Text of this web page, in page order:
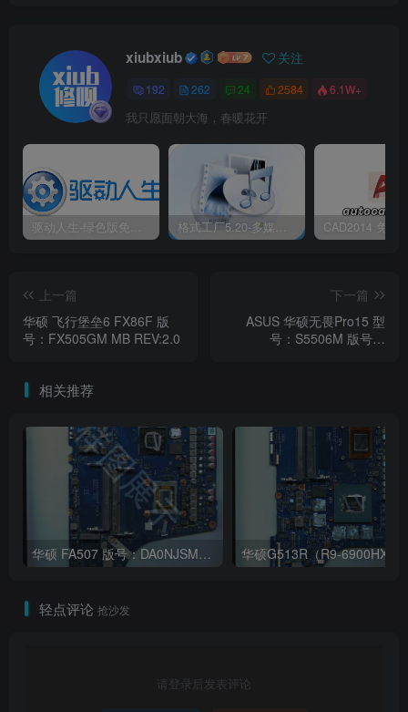
xiubxiub 关注
192 262 24 2584 6.1W+
我只愿面朝大海，春暖花开
驱动人生-绿色版免安装|一键运行exe 格式工厂5.20-多媒体格式转换工具|免安装绿色版
上一篇
华硕 飞行堡垒6 FX86F 版
号：FX505GM MB REV:2.0
下一篇
ASUS 华硕无畏Pro15 型
号：S5506M 版号：
相关推荐
华硕 FA507 版号：DA0NJSMBAD0 REV:D
轻点评论 抢沙发
请登录后发表评论